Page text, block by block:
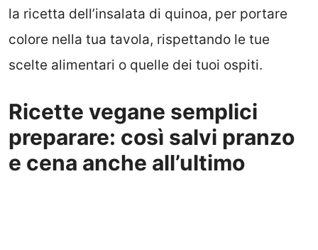
la ricetta dell’insalata di quinoa, per portare
colore nella tua tavola, rispettando le tue
scelte alimentari o quelle dei tuoi ospiti.
Ricette vegane semplici
preparare: così salvi pranzo
e cena anche all’ultimo